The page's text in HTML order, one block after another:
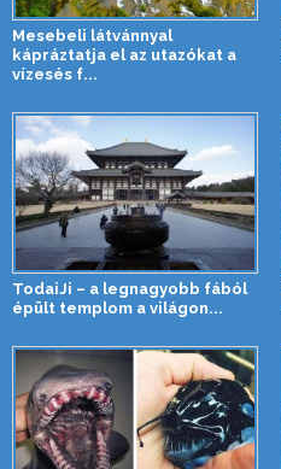
Mesebeli látvánnyal
kápráztatja el az utazókat a
vízesés f...
TodaiJi – a legnagyobb fából
épült templom a világon...